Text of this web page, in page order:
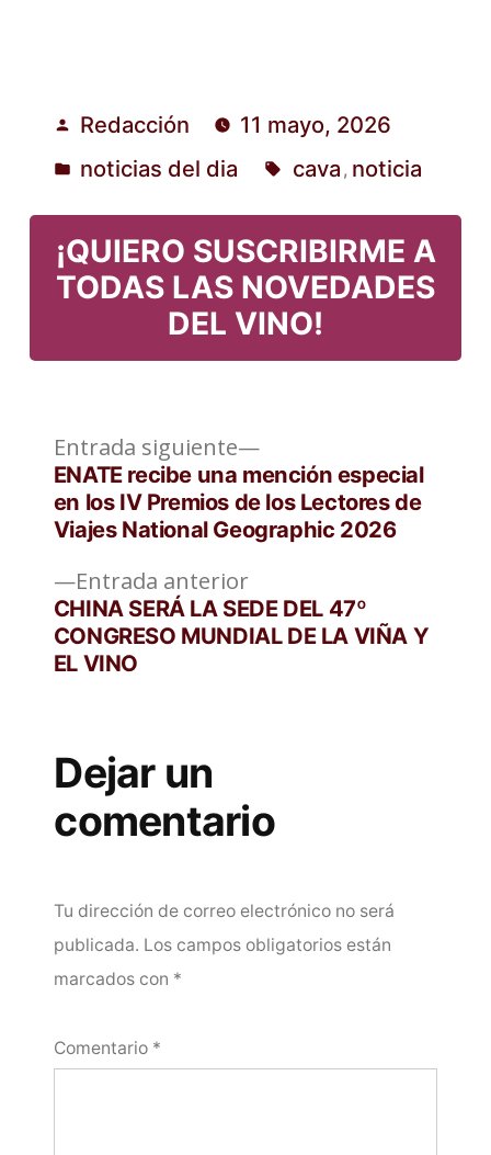
Publicado
por
Redacción 11 mayo, 2026
Publicado
en
noticias del dia
Etiquetas:
cava , noticia
¡QUIERO SUSCRIBIRME A
TODAS LAS NOVEDADES
DEL VINO!
Navegación
de
entradas
Entrada anteriorEntrada
anterior:
CHINA SERÁ LA SEDE DEL 47º
CONGRESO MUNDIAL DE LA VIÑA Y
EL VINO
Entrada siguiente
Entrada
siguiente:
ENATE recibe una mención especial
en los IV Premios de los Lectores de
Viajes National Geographic 2026
Dejar un
comentario
Tu dirección de correo electrónico no será
publicada. Los campos obligatorios están
marcados con *
Comentario *